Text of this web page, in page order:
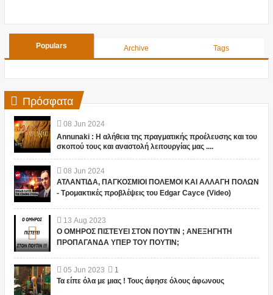
Populars Archive Tags
Πρόσφατα
08 Jun 2024
Annunaki : Η αλήθεια της πραγματικής προέλευσης και του
σκοπού τους και αναστολή λειτουργίας μας ....
08 Jun 2024
ΑΤΛΑΝΤΙΔΑ, ΠΑΓΚΟΣΜΙΟΙ ΠΟΛΕΜΟΙ ΚΑΙ ΑΛΛΑΓΗ ΠΟΛΩΝ
- Τρομακτικές προβλέψεις του Edgar Cayce (Video)
13 Aug 2023
Ο ΟΜΗΡΟΣ ΠΙΣΤΕΥΕΙ ΣΤΟΝ ΠΟΥΤΙΝ ; ΑΝΕΞΗΓΗΤΗ
ΠΡΟΠΑΓΑΝΔΑ ΥΠΕΡ ΤΟΥ ΠΟΥΤΙΝ;
05 Jun 2023
1
Τα είπε όλα με μιας ! Τους άφησε όλους άφωνους